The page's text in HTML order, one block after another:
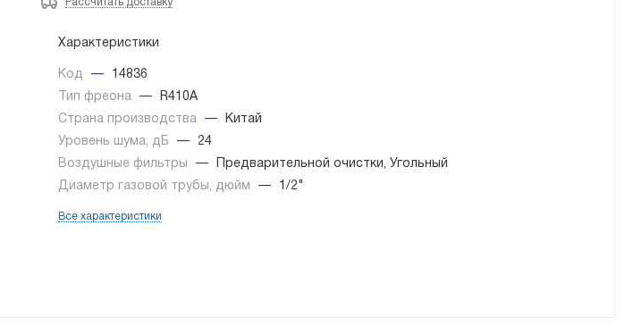
Рассчитать доставку
Характеристики
Код —
14836
Тип фреона
—
R410A
Страна производства
—
Китай
Уровень шума, дБ
—
24
Воздушные фильтры
—
Предварительной очистки, Угольный
Диаметр газовой трубы, дюйм
— 1/2"
Все характеристики